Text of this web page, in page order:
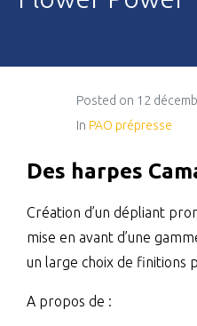
Posted on 12
In PAO prépresse
Des harpes
Création d’un dépliant
mise en avant d’une
un large choix de finitions
A propos de :